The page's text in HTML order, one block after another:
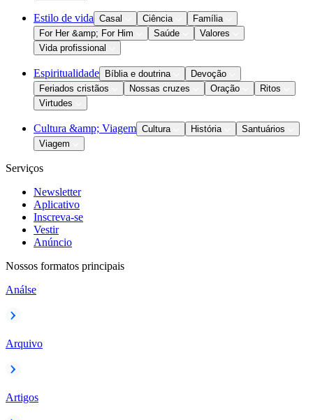
Estilo de vida Casal Ciência
Família
For Her &amp; For Him
Saúde
Valores
Vida profissional
Espiritualidade Bíblia e doutrina
Devoção
Feriados cristãos
Nossas cruzes Oração
Ritos
Virtudes
Cultura &amp; Viagem Cultura História
Santuários
Viagem
Serviços
Newsletter
Aplicativo
Inscreva-se
Vestir
Anúncio
Nossos formatos principais
Análse
Arquivo
Artigos